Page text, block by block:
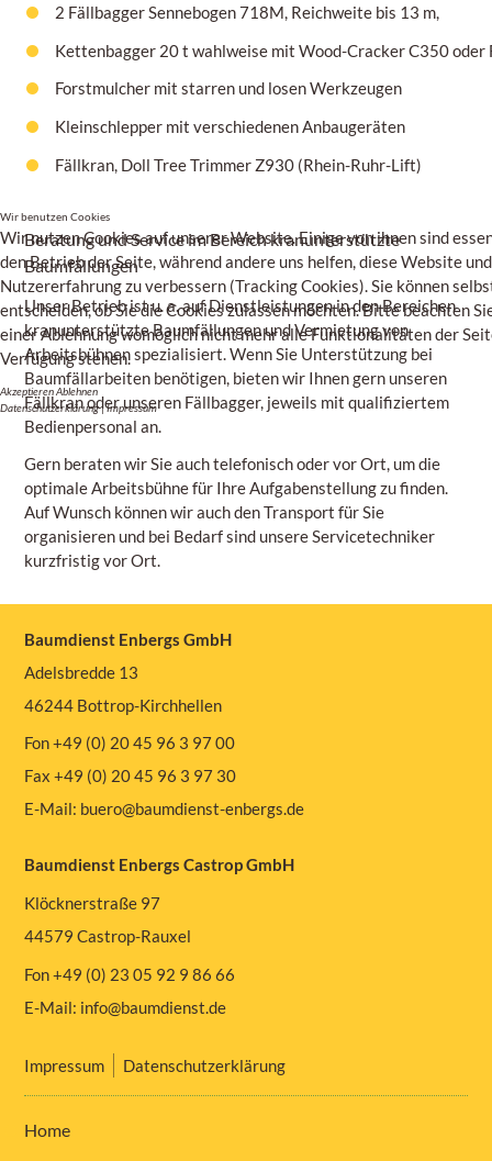
2 Fällbagger Sennebogen 718M, Reichweite bis 13 m,
Kettenbagger 20 t wahlweise mit Wood-Cracker C350 oder
Forstmulcher mit starren und losen Werkzeugen
Kleinschlepper mit verschiedenen Anbaugeräten
Fällkran, Doll Tree Trimmer Z930(Rhein-Ruhr-Lift)
Beratung und Service im Bereich kranunterstützte
Baumfällungen
Unser Betrieb ist u. a. auf Dienstleistungen in den Bereichen
kranunterstützte Baumfällungen und Vermietung von
Arbeitsbühnen spezialisiert. Wenn Sie Unterstützung bei
Baumfällarbeiten benötigen, bieten wir Ihnen gern unseren
Fällkran oder unseren Fällbagger, jeweils mit qualifiziertem
Bedienpersonal an.
Gern beraten wir Sie auch telefonisch oder vor Ort, um die
optimale Arbeitsbühne für Ihre Aufgabenstellung zu finden.
Auf Wunsch können wir auch den Transport für Sie
organisieren und bei Bedarf sind unsere Servicetechniker
kurzfristig vor Ort.
Baumdienst Enbergs GmbH
Adelsbredde 13
46244 Bottrop-Kirchhellen
Fon +49 (0) 20 45 96 3 97 00
Fax +49 (0) 20 45 96 3 97 30
E-Mail: buero@baumdienst-enbergs.de
Baumdienst Enbergs Castrop GmbH
Klöcknerstraße 97
44579 Castrop-Rauxel
Fon +49 (0) 23 05 92 9 86 66
E-Mail: info@baumdienst.de
Impressum Datenschutzerklärung
Home
Wir benutzen Cookies
Wir nutzen Cookies auf unserer Website. Einige von ihnen sind
den Betrieb der Seite, während andere uns helfen, diese Website
Nutzererfahrung zu verbessern (Tracking Cookies). Sie können
entscheiden, ob Sie die Cookies zulassen möchten. Bitte beachten
einer Ablehnung womöglich nicht mehr alle Funktionalitäten der
Verfügung stehen.
AkzeptierenAblehnen
Datenschutzerklärung|Impressum